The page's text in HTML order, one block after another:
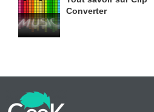
Converter